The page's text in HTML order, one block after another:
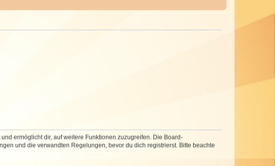
ermöglicht dir, auf weitere Funktionen zuzugreifen. Die Board-
und die verwandten Regelungen, bevor du dich registrierst. Bitte beachte